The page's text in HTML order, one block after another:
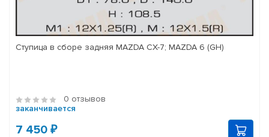
Ступица в сборе задняя MAZDA CX-7; MAZDA 6 (GH)
0 отзывов
заканчивается
7 450 ₽